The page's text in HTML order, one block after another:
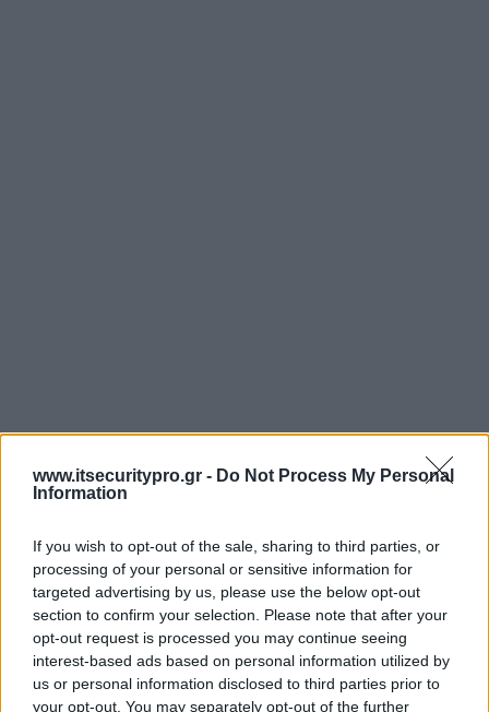
www.itsecuritypro.gr - Do Not Process My Personal
Information
If you wish to opt-out of the sale, sharing to third parties, or
processing of your personal or sensitive information for
targeted advertising by us, please use the below opt-out
section to confirm your selection. Please note that after your
opt-out request is processed you may continue seeing
interest-based ads based on personal information utilized by
us or personal information disclosed to third parties prior to
your opt-out. You may separately opt-out of the further